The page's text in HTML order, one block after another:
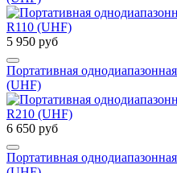
5 950 руб
Портативная
(UHF)
6 650 руб
Портативная